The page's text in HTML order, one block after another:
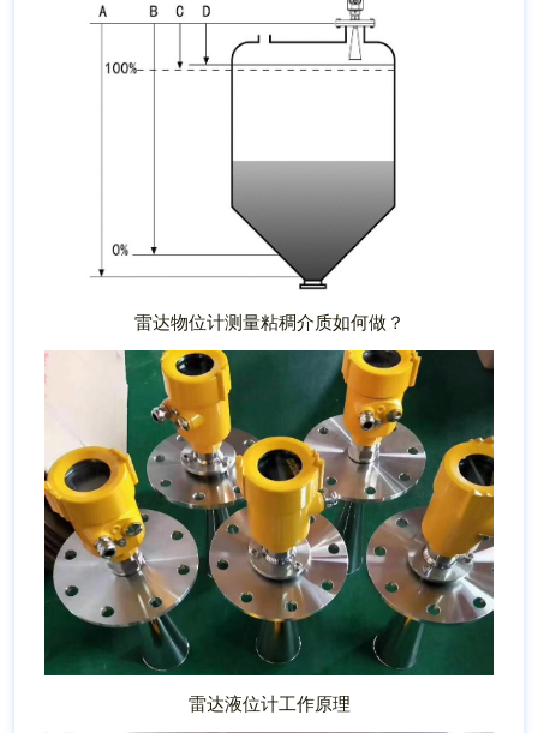
雷达物位计测量粘稠介质如何做？
雷达液位计工作原理